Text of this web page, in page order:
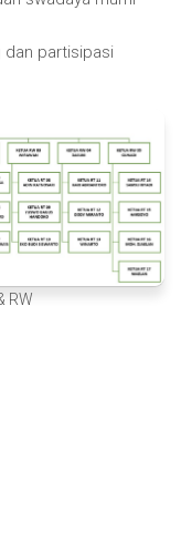
partisipasi
RW